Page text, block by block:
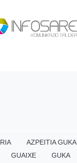
AZPEITIA GUKA
GUAIXE GUKA